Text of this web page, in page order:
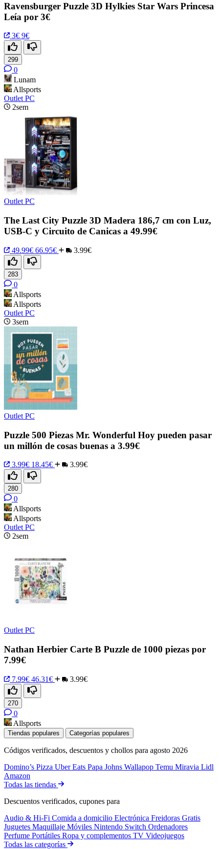
Ravensburger Puzzle 3D Hylkies Star Wars Princesa
Leía por 3€
3€ 9€
299
0
Lunam
Allsports
Outlet PC
2sem
Outlet PC
The Last City Puzzle 3D Madera 186,7 cm con Luz,
USB-C y Circuito de Canicas a 49.99€
49.99€ 66.95€ 3.99€
283
0
Allsports
Allsports
Outlet PC
3sem
Outlet PC
Puzzle 500 Piezas Mr. Wonderful Hoy pueden pasar
un millón de cosas buenas a 3.99€
3.99€ 18.45€ 3.99€
280
0
Allsports
Allsports
Outlet PC
2sem
Outlet PC
Nathan Herbier Carte B Puzzle de 1000 piezas por
7.99€
7.99€ 46.31€ 3.99€
270
0
Allsports
Tiendas populares Categorías populares
Códigos verificados, descuentos y chollos para agosto 2026
Domino’s Pizza Uber Eats Papa Johns Wallapop Temu Miravia Lidl
Amazon
Todas las tiendas
Descuentos verificados, cupones para
Audio & Hi-Fi Comida a domicilio Electrónica Freidoras Gratis
Juguetes Maquillaje Móviles Nintendo Switch Ordenadores
Perfume Portátiles Ropa y complementos TV Videojuegos
Todas las categorías